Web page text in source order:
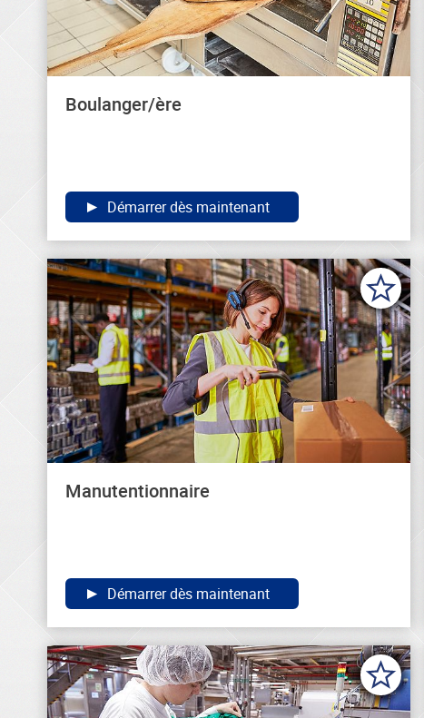
Boulanger/ère
Démarrer dès maintenant
Manutentionnaire
Démarrer dès maintenant